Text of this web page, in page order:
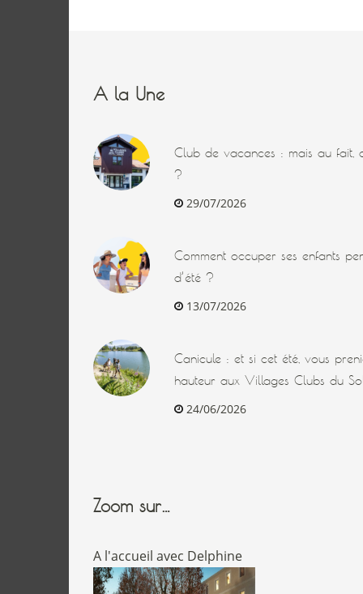
A la Une
Club de vacances : mais au fait,
?
29/07/2026
Comment occuper ses enfants
d’été ?
13/07/2026
Canicule : et si cet été, vous
hauteur aux Villages Clubs du
24/06/2026
Zoom sur…
A l'accueil avec Delphine